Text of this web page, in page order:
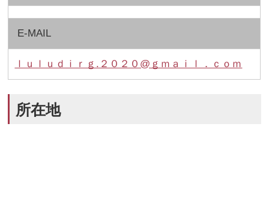
E-MAIL
ｌｕｌｕｄｉｒｇ.２０２０@ｇｍａｉｌ．ｃｏｍ
所在地